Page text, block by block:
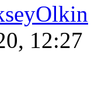
12:27